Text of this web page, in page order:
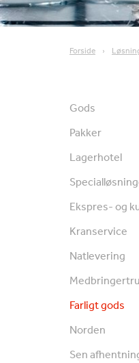
Forside
Gods
Pakker
Lagerhotel
Ekspres- og
Kranservice
Natlevering
Farligt gods
Norden
Sen